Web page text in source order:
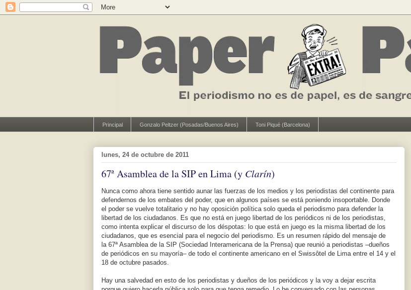
Principal Gonzalo Peltzer (Posadas/Buenos Aires) Toni Piqué (Barcelona)
lunes, 24 de octubre de 2011
67ª Asamblea de la SIP en Lima (y Clarín)
Nunca como ahora tiene sentido aunar las fuerzas de los medios y los periodistas del continente para
defendernos de los embates del poder, que en algunos países se está poniendo insoportable. Donde
el poder se vuelve totalitario y no hay oposición política solo queda el periodismo para defender la
libertad de los ciudadanos. Es que no está en juego libertad de los periódicos ni de los periodistas,
como intenta explicar el discurso de los déspotas: lo que está en juego es la misma libertad de los
ciudadanos, que es esencial para el negocio del periodismo. Es un resumen rápido del mensaje de
la 67ª Asamblea de la SIP (Sociedad Interamericana de la Prensa) que reunió a periodistas –dueños
de periódicos en su mayoría– de todo el continente americano en el Swissôtel de Lima entre el 14 y el
18 de octubre pasados.
Hay una salvedad en esto de los periodistas y dueños de los periódicos y la voy a dejar escrita